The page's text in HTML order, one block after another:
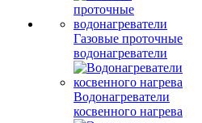
Газовые проточные
водонагреватели
Водонагреватели
косвенного нагрева